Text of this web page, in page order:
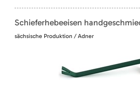
Schieferhebeeisen
sächsische Produktion / Adner